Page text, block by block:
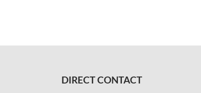
DIRECT CONTACT